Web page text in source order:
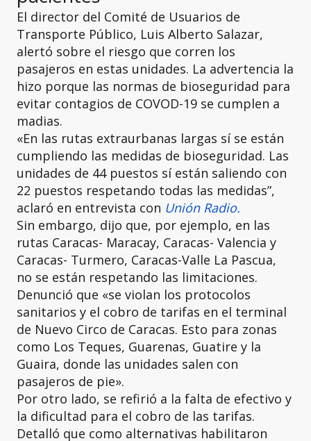
El director del Comité de Usuarios de
Transporte Público, Luis Alberto Salazar,
alertó sobre el riesgo que corren los
pasajeros en estas unidades. La advertencia la
hizo porque las normas de bioseguridad para
evitar contagios de COVOD-19 se cumplen a
madias.
«En las rutas extraurbanas largas sí se están
cumpliendo las medidas de bioseguridad. Las
unidades de 44 puestos sí están saliendo con
22 puestos respetando todas las medidas”,
aclaró en entrevista con Unión Radio.
Sin embargo, dijo que, por ejemplo, en las
rutas Caracas- Maracay, Caracas- Valencia y
Caracas- Turmero, Caracas-Valle La Pascua,
no se están respetando las limitaciones.
Denunció que «se violan los protocolos
sanitarios y el cobro de tarifas en el terminal
de Nuevo Circo de Caracas. Esto para zonas
como Los Teques, Guarenas, Guatire y la
Guaira, donde las unidades salen con
pasajeros de pie».
Por otro lado, se refirió a la falta de efectivo y
la dificultad para el cobro de las tarifas.
Detalló que como alternativas habilitaron